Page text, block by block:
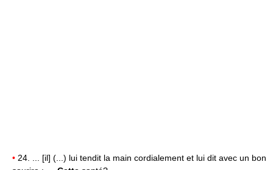
• 24. ... [il] (...) lui tendit la main cordialement et lui dit avec un bon